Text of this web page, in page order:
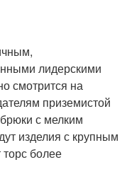
лидерскими
смотрится на
приземистой
с мелким
изделия с крупным
более